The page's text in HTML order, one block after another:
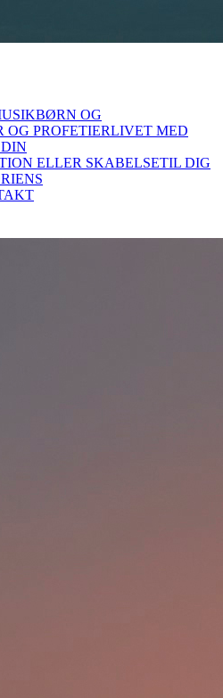
BØRN OG
PROFETIERLIVET MED
ELLER SKABELSETIL DIG